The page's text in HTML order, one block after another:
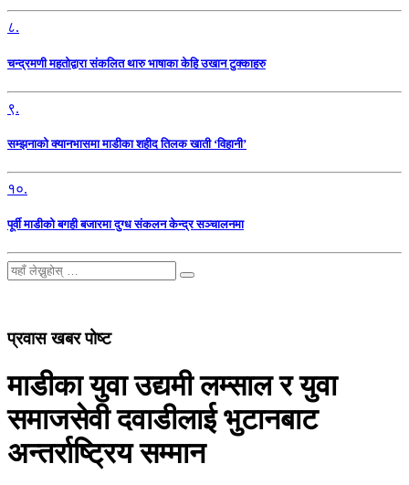
८.
चन्द्रमणी महतोद्वारा संकलित थारु भाषाका केहि उखान टुक्काहरु
९.
सम्झनाको क्यानभासमा माडीका शहीद तिलक खाती ‘विहानी’
१०.
पूर्वी माडीको बगही बजारमा दुग्ध संकलन केन्द्र सञ्चालनमा
प्रवास खबर पोष्ट
माडीका युवा उद्यमी लम्साल र युवा
समाजसेवी दवाडीलाई भुटानबाट
अन्तर्राष्ट्रिय सम्मान